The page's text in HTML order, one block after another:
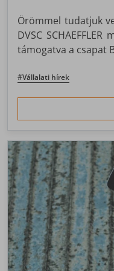
Örömmel tudatjuk
DVSC
támogatva a csapat
#Vállalati hírek